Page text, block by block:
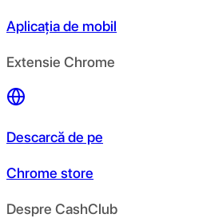
Aplicația de mobil
Extensie Chrome
Descarcă de pe
Chrome store
Despre CashClub